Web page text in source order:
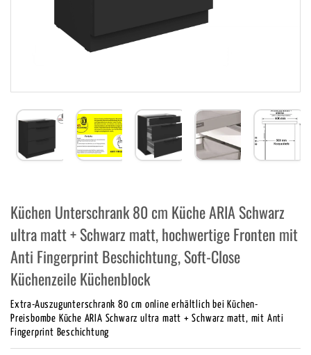
Küchen Unterschrank 80 cm Küche ARIA Schwarz
ultra matt + Schwarz matt, hochwertige Fronten mit
Anti Fingerprint Beschichtung, Soft-Close
Küchenzeile Küchenblock
Extra-Auszugunterschrank 80 cm online erhältlich bei Küchen-
Preisbombe Küche ARIA Schwarz ultra matt + Schwarz matt, mit Anti
Fingerprint Beschichtung